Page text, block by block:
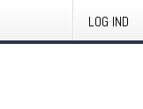
LOG IND